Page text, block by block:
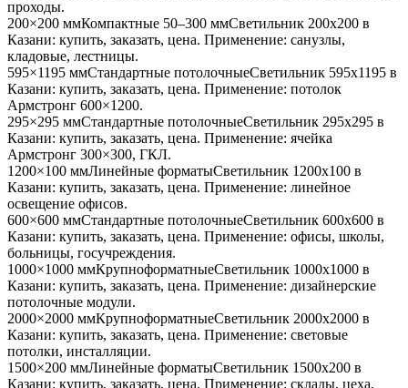
проходы.
200×200 ммКомпактные 50–300 ммСветильник 200x200 в
Казани: купить, заказать, цена. Применение: санузлы,
кладовые, лестницы.
595×1195 ммСтандартные потолочныеСветильник 595x1195 в
Казани: купить, заказать, цена. Применение: потолок
Армстронг 600×1200.
295×295 ммСтандартные потолочныеСветильник 295x295 в
Казани: купить, заказать, цена. Применение: ячейка
Армстронг 300×300, ГКЛ.
1200×100 ммЛинейные форматыСветильник 1200x100 в
Казани: купить, заказать, цена. Применение: линейное
освещение офисов.
600×600 ммСтандартные потолочныеСветильник 600x600 в
Казани: купить, заказать, цена. Применение: офисы, школы,
больницы, госучреждения.
1000×1000 ммКрупноформатныеСветильник 1000x1000 в
Казани: купить, заказать, цена. Применение: дизайнерские
потолочные модули.
2000×2000 ммКрупноформатныеСветильник 2000x2000 в
Казани: купить, заказать, цена. Применение: световые
потолки, инсталляции.
1500×200 ммЛинейные форматыСветильник 1500x200 в
Казани: купить, заказать, цена. Применение: склады, цеха,